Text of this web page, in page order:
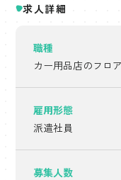
求人詳細
職種
カー用品店のフロ
雇用形態
派遣社員
募集人数